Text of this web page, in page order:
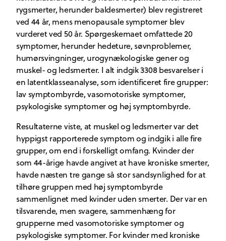
rygsmerter, herunder baldesmerter) blev registreret
ved 44 år, mens menopausale symptomer blev
vurderet ved 50 år. Spørgeskemaet omfattede 20
symptomer, herunder hedeture, søvnproblemer,
humørsvingninger, urogynækologiske gener og
muskel- og ledsmerter. I alt indgik 3308 besvarelser i
en latentklasseanalyse, som identificeret fire grupper:
lav symptombyrde, vasomotoriske symptomer,
psykologiske symptomer og høj symptombyrde.
Resultaterne viste, at muskel og ledsmerter var det
hyppigst rapporterede symptom og indgik i alle fire
grupper, om end i forskelligt omfang. Kvinder der
som 44-årige havde angivet at have kroniske smerter,
havde næsten tre gange så stor sandsynlighed for at
tilhøre gruppen med høj symptombyrde
sammenlignet med kvinder uden smerter. Der var en
tilsvarende, men svagere, sammenhæng for
grupperne med vasomotoriske symptomer og
psykologiske symptomer. For kvinder med kroniske